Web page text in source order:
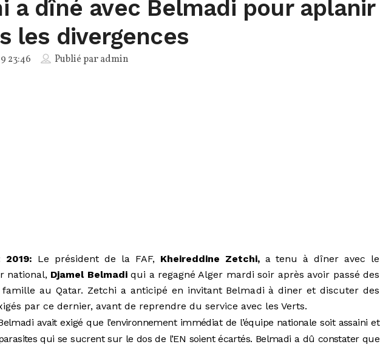
a dîné avec Belmadi pour aplanir
les divergences
23:46 Publié paradmin
2019: Le président de la FAF, Kheireddine Zetchi,a tenu à dîner avec le
national, Djamel Belmadiqui a regagné Alger mardi soir après avoir passé des
famille au Qatar. Zetchi a anticipé en invitant Belmadi à diner et discuter des
par ce dernier, avant de reprendre du service avec les Verts.
avait exigé que l’environnement immédiat de l’équipe nationale soit assaini et
qui se sucrent sur le dos de l’EN soient écartés. Belmadi a dû constater que